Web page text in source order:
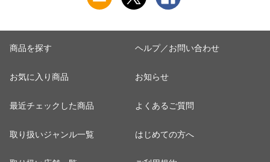
商品を探す
お気に入り商品
最近チェックした商品
取り扱いジャンル一覧
ヘルプ／お問い合わせ
お知らせ
よくあるご質問
はじめての方へ